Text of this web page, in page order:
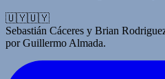
🇺🇾🇺🇾
Sebastián Cáceres y Brian
por Guillermo Almada.